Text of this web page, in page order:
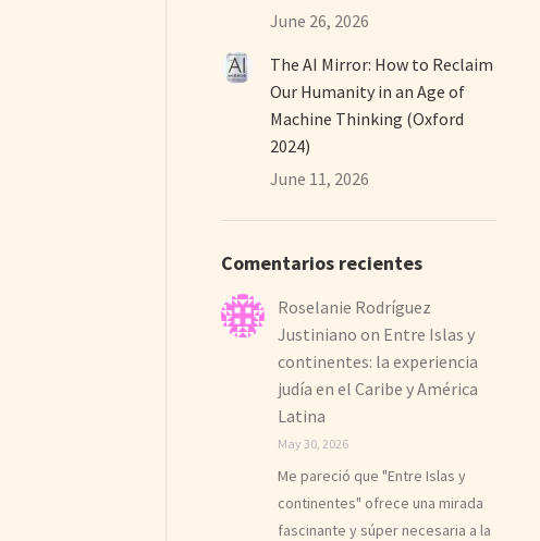
June 26, 2026
The AI Mirror: How to Reclaim
Our Humanity in an Age of
Machine Thinking (Oxford
2024)
June 11, 2026
Comentarios recientes
Roselanie Rodríguez
Justiniano on Entre Islas y
continentes: la experiencia
judía en el Caribe y América
Latina
May 30, 2026
Me pareció que "Entre Islas y
continentes" ofrece una mirada
fascinante y súper necesaria a la